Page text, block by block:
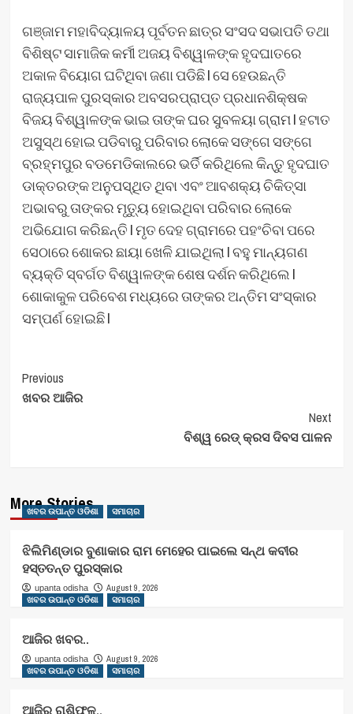
ଗଞ୍ଜାମ ମହାବିଦ୍ୟାଳୟ ପୂର୍ବତନ ଛାତ୍ର ସଂସଦ ସଭାପତି ତଥା
ବିଶିଷ୍ଟ ସାମାଜିକ କର୍ମୀ ଅଜୟ ବିଶ୍ୱାଳଙ୍କ ହୃଦଘାତରେ
ଅକାଳ ବିୟୋଗ ଘଟିଥିବା ଜଣା ପଡିଛି l ସେ ହେଉଛନ୍ତି
ରାଜ୍ୟପାଳ ପୁରସ୍କାର ଅବସରପ୍ରାପ୍ତ ପ୍ରଧାନଶିକ୍ଷକ
ବିଜୟ ବିଶ୍ୱାଳଙ୍କ ଭାଇ ତାଙ୍କ ଘର ସୁବଳୟା ଗ୍ରାମ l ହଟାତ
ଅସୁସ୍ଥ ହୋଇ ପଡିବାରୁ ପରିବାର ଲୋକେ ସଙ୍ଗେ ସଙ୍ଗେ
ବ୍ରହ୍ମପୁର ବଡମେଡିକାଲରେ ଭର୍ତି କରିଥିଲେ କିନ୍ତୁ ହୃଦଘାତ
ଡାକ୍ତରଙ୍କ ଅନୁପସ୍ଥିତ ଥିବା ଏବଂ ଆବଶକ୍ୟ ଚିକିତ୍ସା
ଅଭାବରୁ ତାଙ୍କର ମୃତ୍ୟୁ ହୋଇଥିବା ପରିବାର ଲୋକେ
ଅଭିଯୋଗ କରିଛନ୍ତି l ମୃତ ଦେହ ଗ୍ରାମରେ ପହଂଚିବା ପରେ
ସେଠାରେ ଶୋକର ଛାୟା ଖେଳି ଯାଇଥିଲା l ବହୁ ମାନ୍ୟଗଣ
ବ୍ୟକ୍ତି ସ୍ବର୍ଗତ ବିଶ୍ୱାଳଙ୍କ ଶେଷ ଦର୍ଶନ କରିଥିଲେ l
ଶୋକାକୁଳ ପରିବେଶ ମଧ୍ୟରେ ତାଙ୍କର ଅନ୍ତିମ ସଂସ୍କାର
ସମ୍ପର୍ଣ ହୋଇଛି l
Post
Navigation
Previous
ଖବର ଆଜିର
Next
ବିଶ୍ୱ ରେଡ୍ କ୍ରସ ଦିବସ ପାଳନ
More Stories
ଖବର ଉପାନ୍ତ ଓଡିଶା ସମାଚାର
ଝିଲିମିଣ୍ଡାର ବୁଣାକାର ରାମ ମେହେର ପାଇଲେ ସନ୍ଥ କବୀର
ହସ୍ତତନ୍ତ ପୁରସ୍କାର
upanta odisha
August 9, 2026
ଖବର ଉପାନ୍ତ ଓଡିଶା
ସମାଚାର
ଆଜିର ଖବର..
upanta odisha
August 9, 2026
ଖବର ଉପାନ୍ତ ଓଡିଶା
ସମାଚାର
ଆଜିର ରାଶିଫଳ..